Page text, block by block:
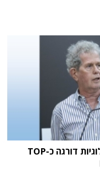
מחקר STKI השנתי: וואן טכנולוגיות דורגה כ-TOP